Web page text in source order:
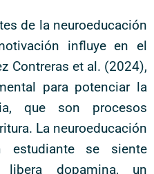
de la neuroeducación
influye en el
Contreras et al. (2024),
para potenciar la
que son procesos
La neuroeducación
estudiante se siente
dopamina, un